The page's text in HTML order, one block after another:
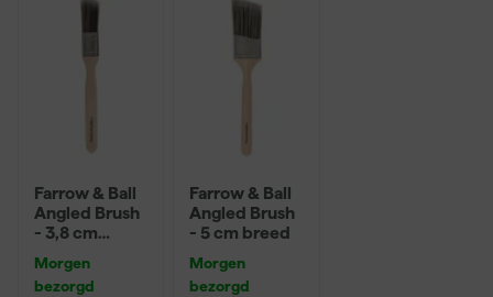
Farrow & Ball
Angled Brush
- 3,8 cm
Morgen
bezorgd
Farrow & Ball
Angled Brush
- 5 cm breed
Morgen
bezorgd